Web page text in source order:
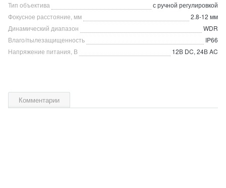
Тип объектива
с ручной регулировкой
Фокусное расстояние, мм
2.8-12 мм
Динамический диапазон
WDR
Влаго/пылезащищенность
IP66
Напряжение питания, В
12В DC, 24В AC
Комментарии